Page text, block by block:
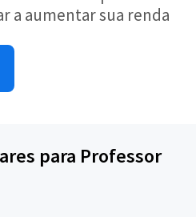
a aumentar sua renda
para Professor